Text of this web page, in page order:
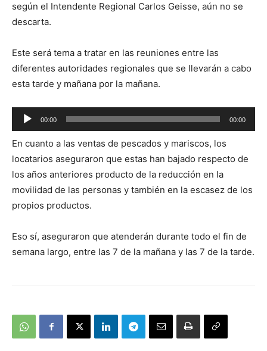
según el Intendente Regional Carlos Geisse, aún no se
descarta.
Este será tema a tratar en las reuniones entre las
diferentes autoridades regionales que se llevarán a cabo
esta tarde y mañana por la mañana.
Reproductor
de
audio
00:00 00:00
En cuanto a las ventas de pescados y mariscos, los
locatarios aseguraron que estas han bajado respecto de
los años anteriores producto de la reducción en la
movilidad de las personas y también en la escasez de los
propios productos.
Eso sí, aseguraron que atenderán durante todo el fin de
semana largo, entre las 7 de la mañana y las 7 de la tarde.